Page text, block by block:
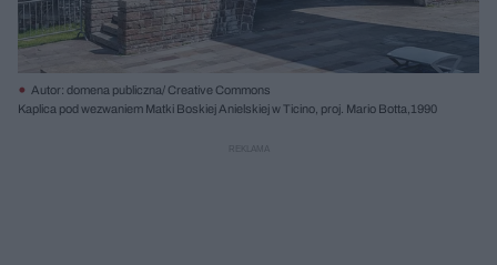
Autor: domena publiczna/ Creative Commons
Kaplica pod wezwaniem Matki Boskiej Anielskiej w Ticino, proj. Mario Botta,1990